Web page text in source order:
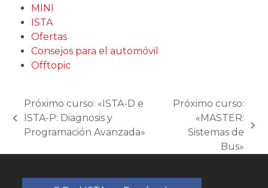
MINI
ISTA
Ofertas
Consejos para el automóvil
Offtopic
previous
post:
Próximo curso: «ISTA-D e
ISTA-P: Diagnosis y
Programación Avanzada»
Próximo curso:
«MASTER:
Sistemas de
Bus»